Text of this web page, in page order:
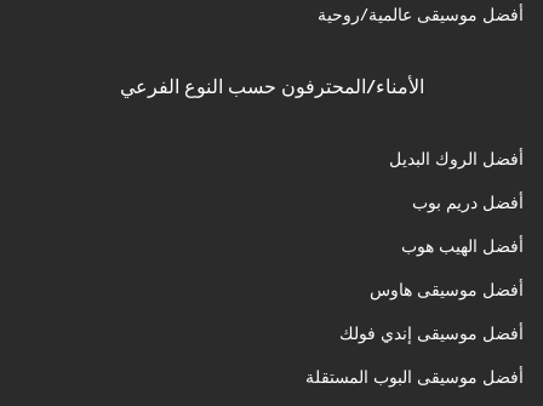
أفضل موسيقى عالمية/روحية
الأمناء/المحترفون حسب النوع الفرعي
أفضل الروك البديل
أفضل دريم بوب
أفضل الهيب هوب
أفضل موسيقى هاوس
أفضل موسيقى إندي فولك
أفضل موسيقى البوب المستقلة